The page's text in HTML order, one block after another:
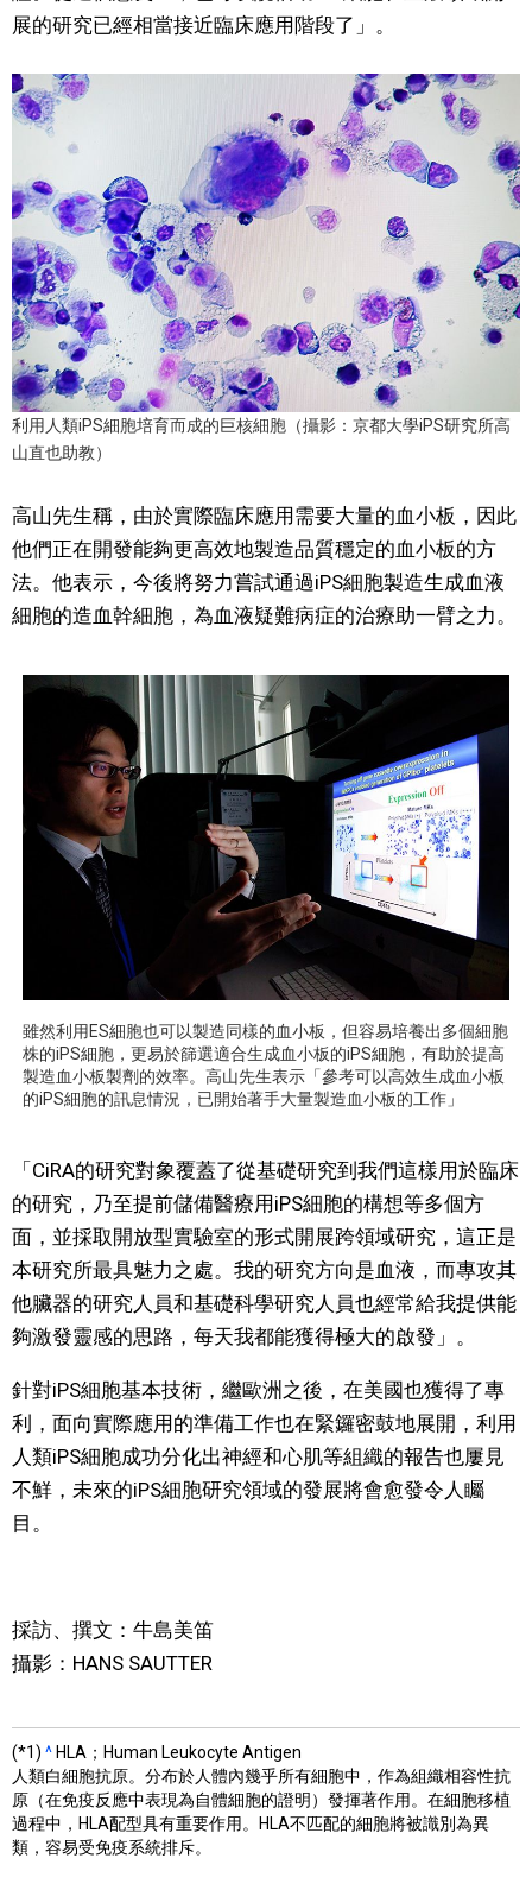
展的研究已經相當接近臨床應用階段了」。
利用人類iPS細胞培育而成的巨核細胞（攝影：京都大學iPS研究所高
山直也助教）
高山先生稱，由於實際臨床應用需要大量的血小板，因此
他們正在開發能夠更高效地製造品質穩定的血小板的方
法。他表示，今後將努力嘗試通過iPS細胞製造生成血液
細胞的造血幹細胞，為血液疑難病症的治療助一臂之力。
雖然利用ES細胞也可以製造同樣的血小板，但容易培養出多個細胞
株的iPS細胞，更易於篩選適合生成血小板的iPS細胞，有助於提高
製造血小板製劑的效率。高山先生表示「參考可以高效生成血小板
的iPS細胞的訊息情況，已開始著手大量製造血小板的工作」
「CiRA的研究對象覆蓋了從基礎研究到我們這樣用於臨床
的研究，乃至提前儲備醫療用iPS細胞的構想等多個方
面，並採取開放型實驗室的形式開展跨領域研究，這正是
本研究所最具魅力之處。我的研究方向是血液，而專攻其
他臟器的研究人員和基礎科學研究人員也經常給我提供能
夠激發靈感的思路，每天我都能獲得極大的啟發」。
針對iPS細胞基本技術，繼歐洲之後，在美國也獲得了專
利，面向實際應用的準備工作也在緊鑼密鼓地展開，利用
人類iPS細胞成功分化出神經和心肌等組織的報告也屢見
不鮮，未來的iPS細胞研究領域的發展將會愈發令人矚
目。
採訪、撰文：牛島美笛
攝影：HANS SAUTTER
(*1) ^HLA；Human Leukocyte Antigen
人類白細胞抗原。分布於人體內幾乎所有細胞中，作為組織相容性抗
原（在免疫反應中表現為自體細胞的證明）發揮著作用。在細胞移植
過程中，HLA配型具有重要作用。HLA不匹配的細胞將被識別為異
類，容易受免疫系統排斥。